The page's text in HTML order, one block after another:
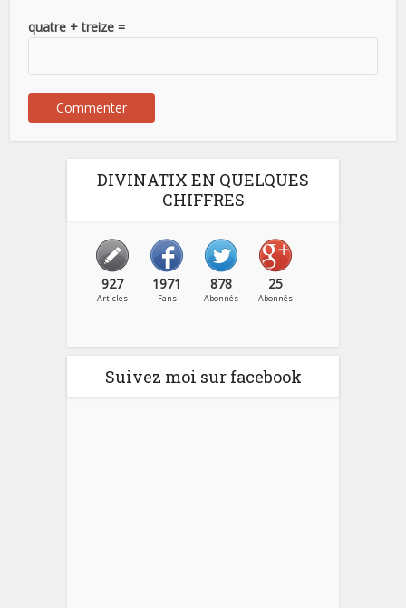
quatre + treize =
DIVINATIX EN QUELQUES
CHIFFRES
927
Articles
1971
Fans
878
Abonnés
25
Abonnés
Suivez moi sur facebook